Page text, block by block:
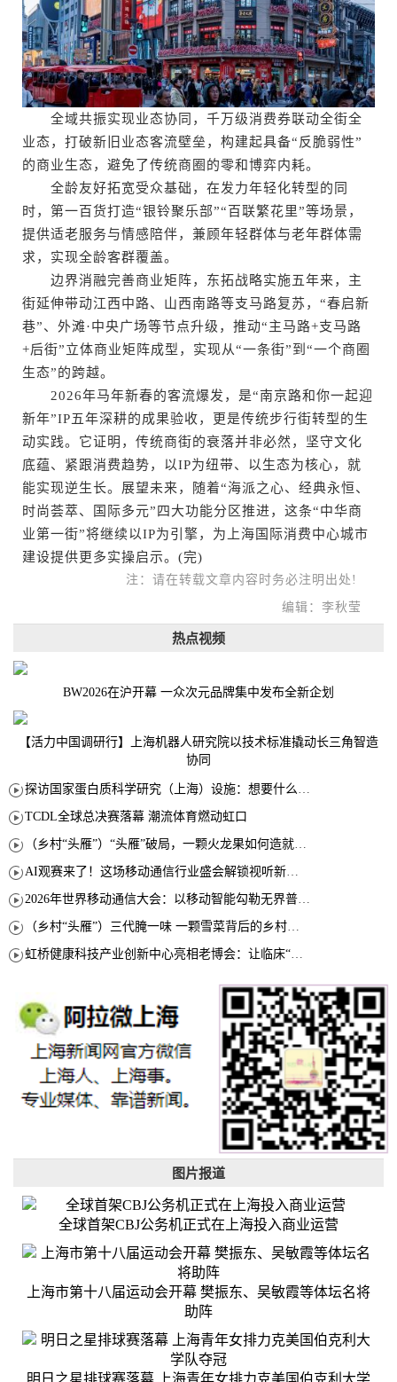
全域共振实现业态协同，千万级消费券联动全街全
业态，打破新旧业态客流壁垒，构建起具备“反脆弱性”
的商业生态，避免了传统商圈的零和博弈内耗。
全龄友好拓宽受众基础，在发力年轻化转型的同
时，第一百货打造“银铃聚乐部”“百联繁花里”等场景，
提供适老服务与情感陪伴，兼顾年轻群体与老年群体需
求，实现全龄客群覆盖。
边界消融完善商业矩阵，东拓战略实施五年来，主
街延伸带动江西中路、山西南路等支马路复苏，“春启新
巷”、外滩·中央广场等节点升级，推动“主马路+支马路
+后街”立体商业矩阵成型，实现从“一条街”到“一个商圈
生态”的跨越。
2026年马年新春的客流爆发，是“南京路和你一起迎
新年”IP五年深耕的成果验收，更是传统步行街转型的生
动实践。它证明，传统商街的衰落并非必然，坚守文化
底蕴、紧跟消费趋势，以IP为纽带、以生态为核心，就
能实现逆生长。展望未来，随着“海派之心、经典永恒、
时尚荟萃、国际多元”四大功能分区推进，这条“中华商
业第一街”将继续以IP为引擎，为上海国际消费中心城市
建设提供更多实操启示。(完)
注：请在转载文章内容时务必注明出处!
编辑：李秋莹
热点视频
BW2026在沪开幕 一众次元品牌集中发布全新企划
【活力中国调研行】上海机器人研究院以技术标准撬动长三角智造
协同
TCDL全球总决赛落幕 潮流体育燃动虹口
图片报道
全球首架CBJ公务机正式在上海投入商业运营
上海市第十八届运动会开幕 樊振东、吴敏霞等体坛名将
助阵